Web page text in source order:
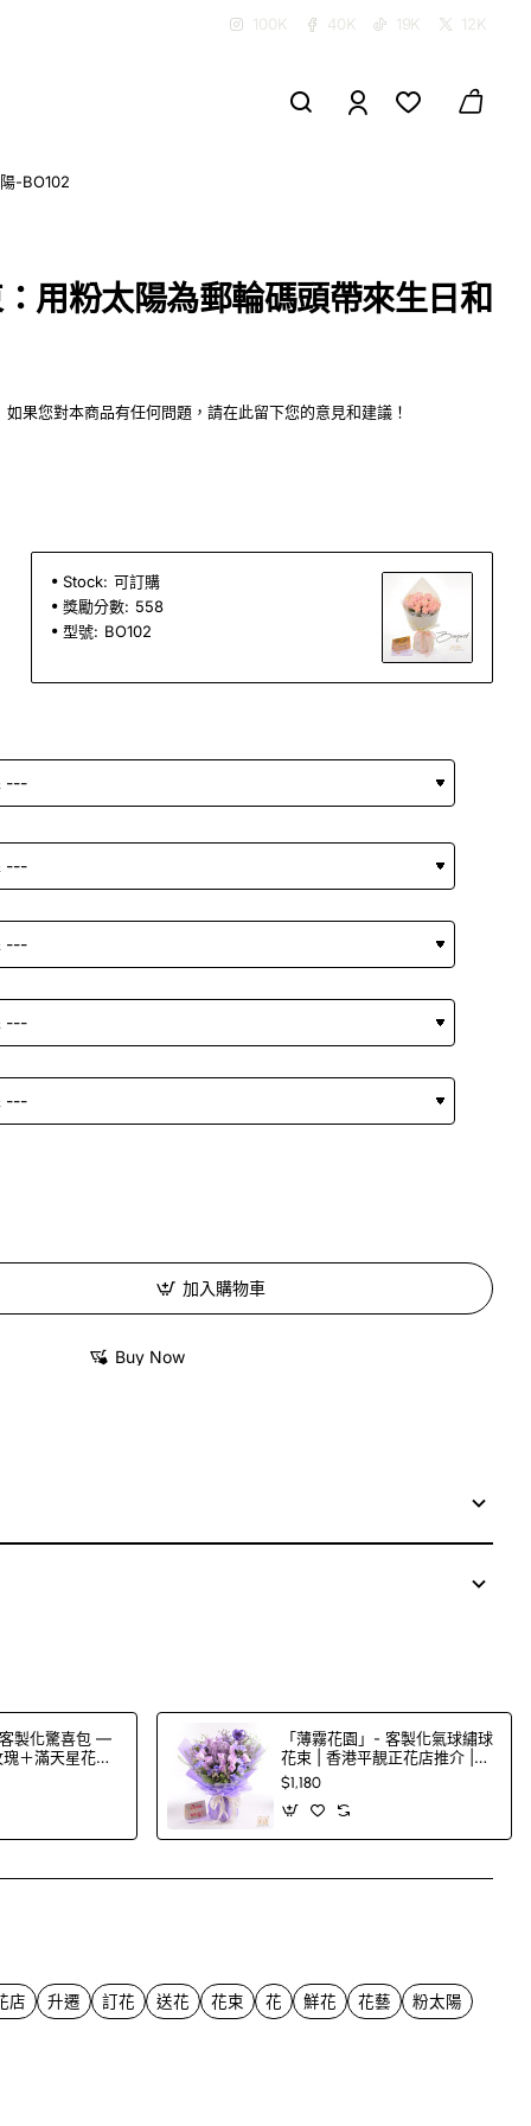
100K 40K 19K 12K
-BO102
用粉太陽為郵輪碼頭帶來生日和
如果您對本商品有任何問題，請在此留下您的意見和建議！
Stock: 可訂購
獎勵分數: 558
型號: BO102
加入購物車
Buy Now
客製化驚喜包 —
＋滿天星花束
色玫瑰任
「薄霧花園」- 客製化氣球繡球
花束 | 香港平靚正花店推介 |
FlowerG
$1,180
店 升遷 訂花 送花 花束 花 鮮花 花藝 粉太陽